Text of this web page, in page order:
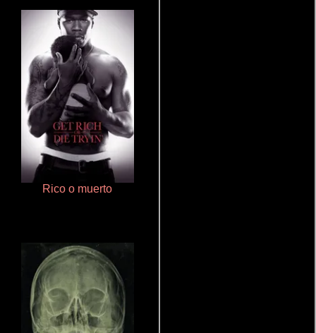
Rico o muerto